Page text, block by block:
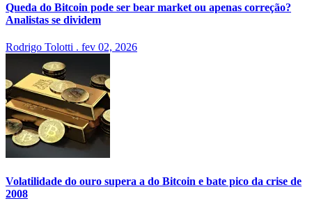
Queda do Bitcoin pode ser bear market ou apenas correção?
Analistas se dividem
Rodrigo Tolotti . fev 02, 2026
Volatilidade do ouro supera a do Bitcoin e bate pico da crise de
2008